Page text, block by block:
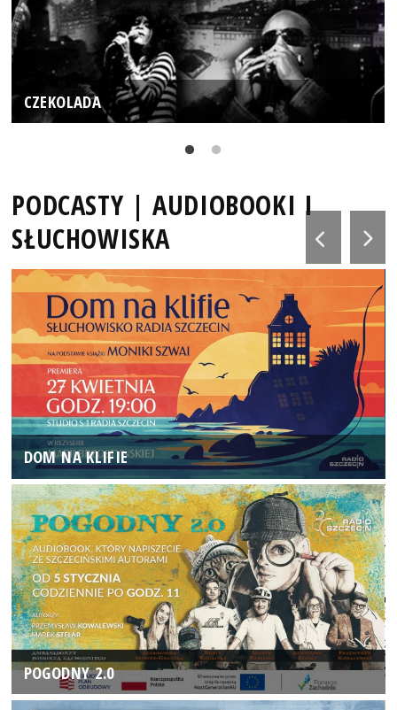
CZEKOLADA
PODCASTY | AUDIOBOOKI I
SŁUCHOWISKA
DOM NA KLIFIE
POGODNY 2.0